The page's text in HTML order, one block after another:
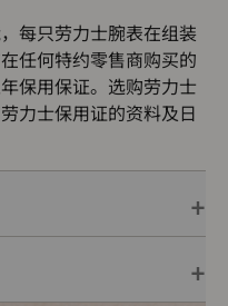
每只劳力士腕表在组装
任何特约零售商购买的
保用保证。选购劳力士
力士保用证的资料及日
用保证，并附上绿色印
的象征。此认证除了证